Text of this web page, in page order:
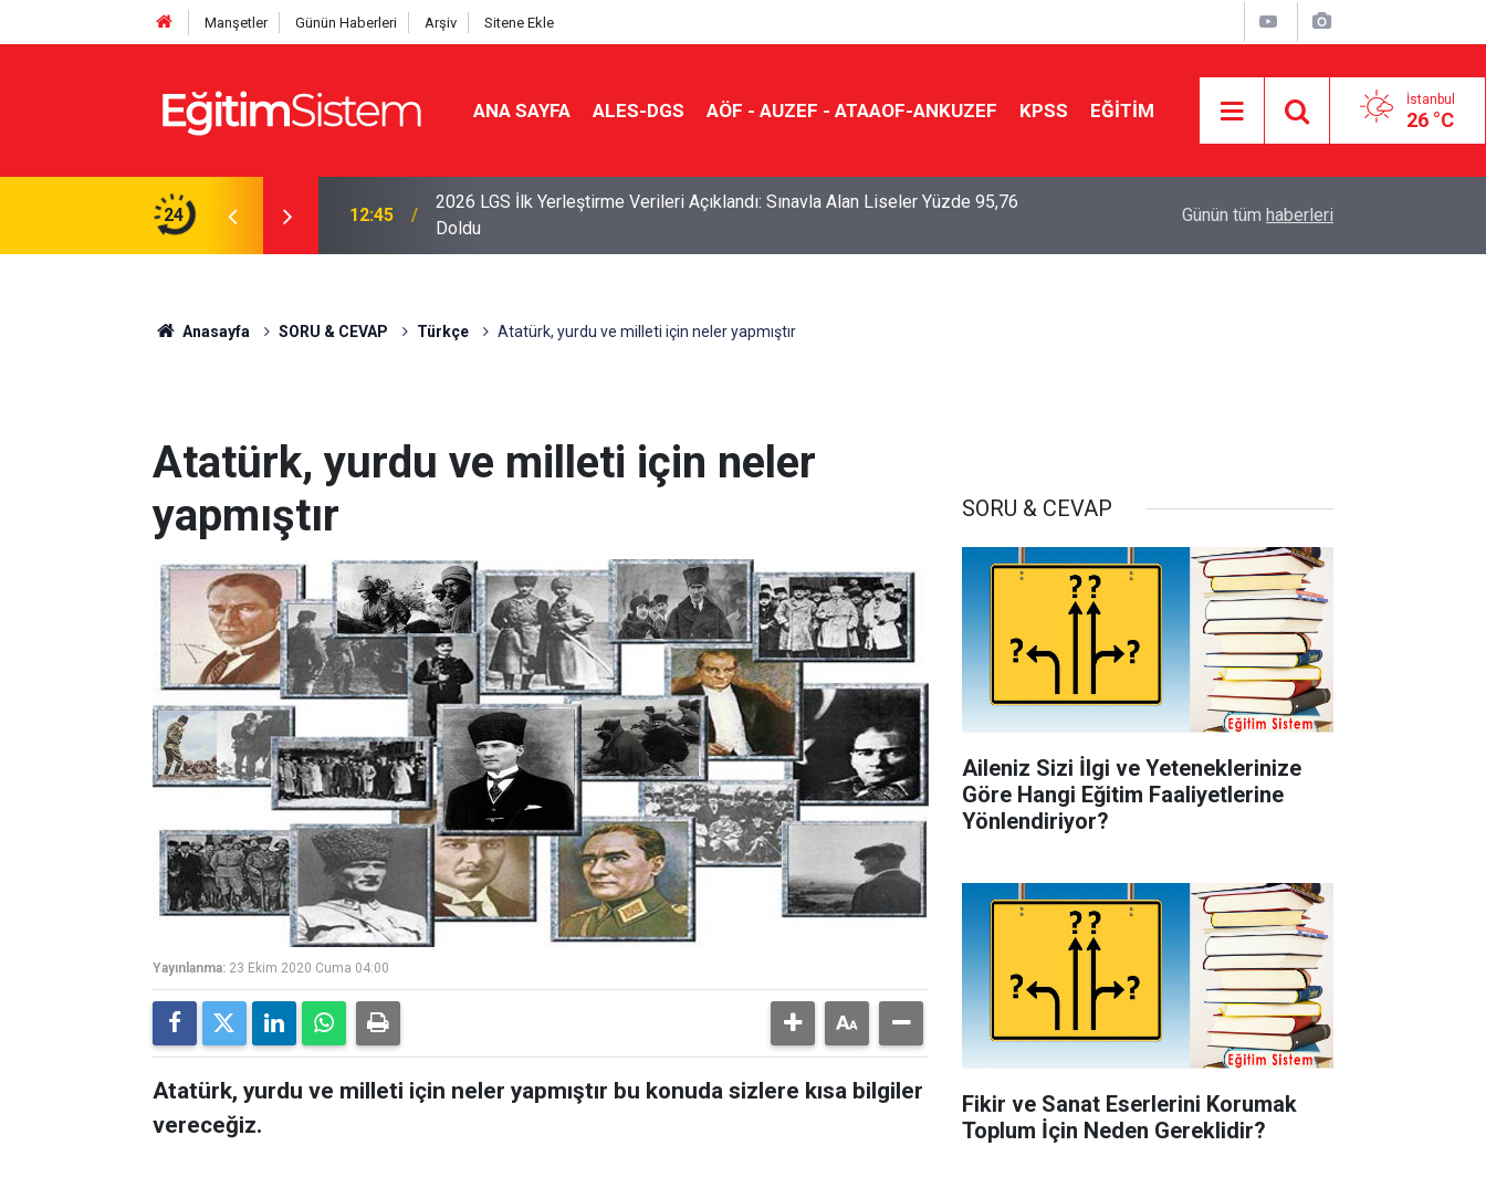
Manşetler Günün Haberleri Arşiv Sitene Ekle
ANA SAYFA ALES-DGS AÖF - AUZEF - ATAAOF-ANKUZEF KPSS EĞİTİM İstanbul
26 °C
24
Belli Oldu: İki Program 500 Puanla
12:45
2026 LGS İlk Yerleştirme Verileri Açıklandı: Sınavla Alan Liseler Yüzde 95,76
Doldu
Tercihine Yerleşti
Günün tüm haberleri
Anasayfa SORU & CEVAP Türkçe Atatürk, yurdu ve milleti için neler yapmıştır
Atatürk, yurdu ve milleti için neler
yapmıştır
Yayınlanma: 23 Ekim 2020 Cuma 04:00
Atatürk, yurdu ve milleti için neler yapmıştır bu konuda sizlere kısa bilgiler
vereceğiz.
SORU & CEVAP
Aileniz Sizi İlgi ve Yeteneklerinize
Göre Hangi Eğitim Faaliyetlerine
Yönlendiriyor?
Fikir ve Sanat Eserlerini Korumak
Toplum İçin Neden Gereklidir?